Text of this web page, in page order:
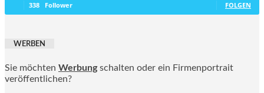
338 Follower FOLGEN
WERBEN
Sie möchten Werbung schalten oder ein Firmenportrait
veröffentlichen?